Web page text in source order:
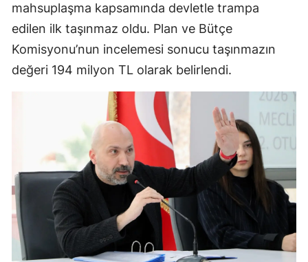
mahsuplaşma kapsamında devletle trampa
edilen ilk taşınmaz oldu. Plan ve Bütçe
Komisyonu’nun incelemesi sonucu taşınmazın
değeri 194 milyon TL olarak belirlendi.